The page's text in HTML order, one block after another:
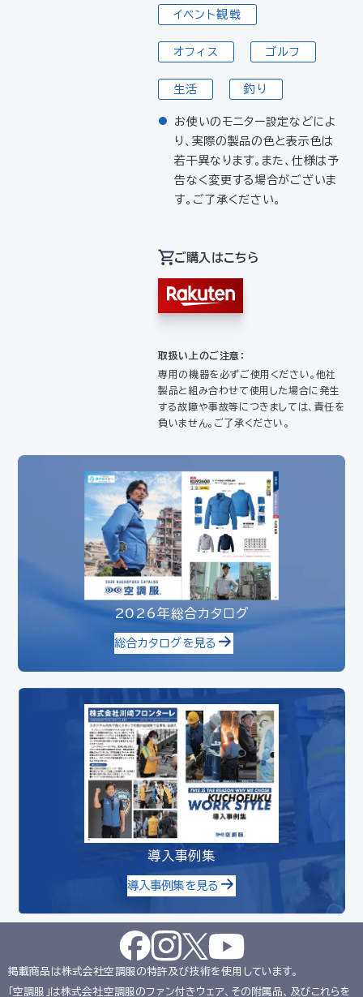
イベント観戦
オフィス ゴルフ
生活 釣り
お使いのモニター設定などによ
り、実際の製品の色と表示色は
若干異なります。また、仕様は予
告なく変更する場合がございま
す。ご了承ください。
ご購入はこちら
取扱い上のご注意：
専用の機器を必ずご使用ください。他社
製品と組み合わせて使用した場合に発生
する故障や事故等につきましては、責任を
負いません。ご了承ください。
2026年総合カタログ
総合カタログを見る
導入事例集
導入事例集を見る
掲載商品は株式会社空調服の特許及び技術を使用しています。
「空調服」は株式会社空調服のファン付きウェア、その附属品、及びこれらを